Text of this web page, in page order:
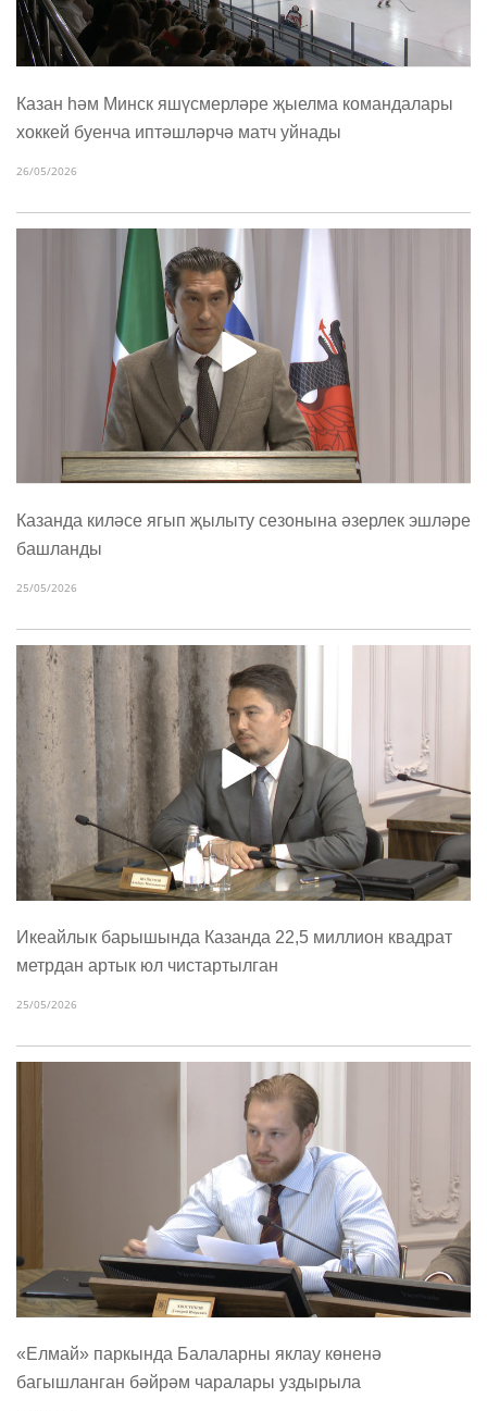
Казан һәм Минск яшүсмерләре җыелма командалары
хоккей буенча иптәшләрчә матч уйнады
26/05/2026
Казанда киләсе ягып җылыту сезонына әзерлек эшләре
башланды
25/05/2026
Икеайлык барышында Казанда 22,5 миллион квадрат
метрдан артык юл чистартылган
25/05/2026
«Елмай» паркында Балаларны яклау көненә
багышланган бәйрәм чаралары уздырыла